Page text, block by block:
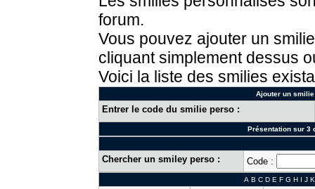
forum.
Vous pouvez ajouter un
cliquant simplement dessus
Voici la liste des smilies
Ajouter un
Entrer le code du smilie perso :
Présentation sur 3
Chercher un smiley perso : Code :
A B C D E F G H I J K